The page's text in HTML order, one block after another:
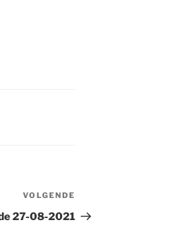
bericht
VOLGENDE
27-08-2021